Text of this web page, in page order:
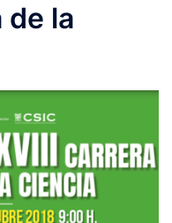
de la